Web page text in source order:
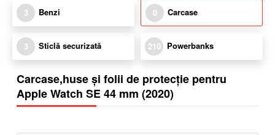
3 Benzi 0 Carcase
3 Sticlă securizată 210 Powerbanks
Carcase,huse și folii de protecție pentru
Apple Watch SE 44 mm (2020)